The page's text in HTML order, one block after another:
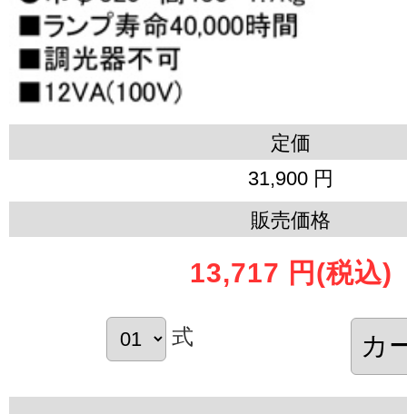
定価
31,900 円
販売価格
13,717 円 (税込)
式